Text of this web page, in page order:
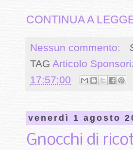
CONTINUA A
Nessun commento:
TAG Articolo
17:57:00
venerdì 1 agosto
Gnocchi di